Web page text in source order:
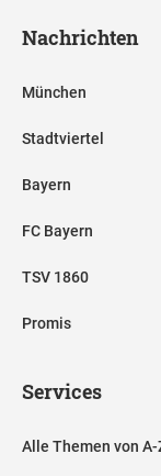
Nachrichten
München
Stadtviertel
Bayern
FC Bayern
TSV 1860
Promis
Services
Alle Themen von A-